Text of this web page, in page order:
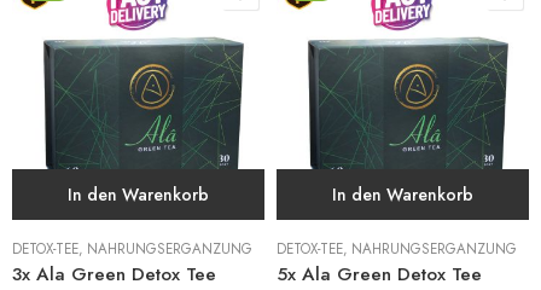
In den Warenkorb
DETOX-TEE, NAHRUNGSERGÄNZUNG
3x Ala Green Detox Tee
In den Warenkorb
DETOX-TEE, NAHRUNGSERGÄNZUNG
5x Ala Green Detox Tee